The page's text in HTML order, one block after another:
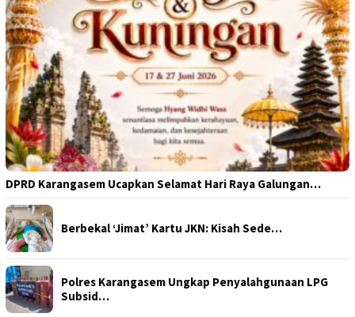
DPRD Karangasem Ucapkan Selamat Hari Raya Galungan…
Berbekal ‘Jimat’ Kartu JKN: Kisah Sede…
Polres Karangasem Ungkap Penyalahgunaan LPG
Subsid…